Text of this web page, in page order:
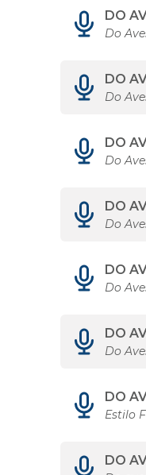
DO
Do
DO
Do
DO
Do
DO
Do
DO
Do
DO
Do
DO
Estilo
DO